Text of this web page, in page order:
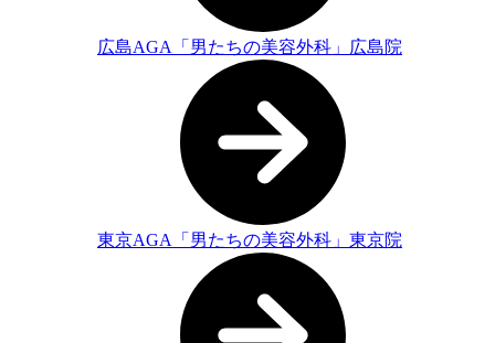
広島AGA「男たちの美容外科」広島院
東京AGA「男たちの美容外科」東京院